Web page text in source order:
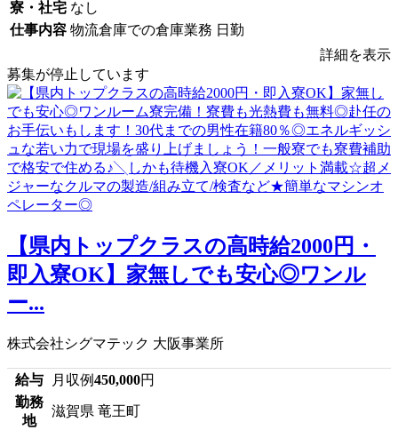
寮・社宅 なし
仕事内容 物流倉庫での倉庫業務 日勤
詳細を表示
募集が停止しています
【県内トップクラスの高時給2000円・
即入寮OK】家無しでも安心◎ワンル
ー...
株式会社シグマテック 大阪事業所
給与 月収例450,000円
勤務
地
滋賀県 竜王町